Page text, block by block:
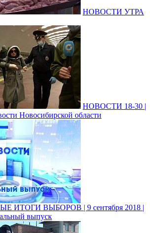
НОВОСТИ УТРА
НОВОСТИ 18-30 |
Новосибирской области
ИТОГИ ВЫБОРОВ | 9 сентября 2018 |
выпуск